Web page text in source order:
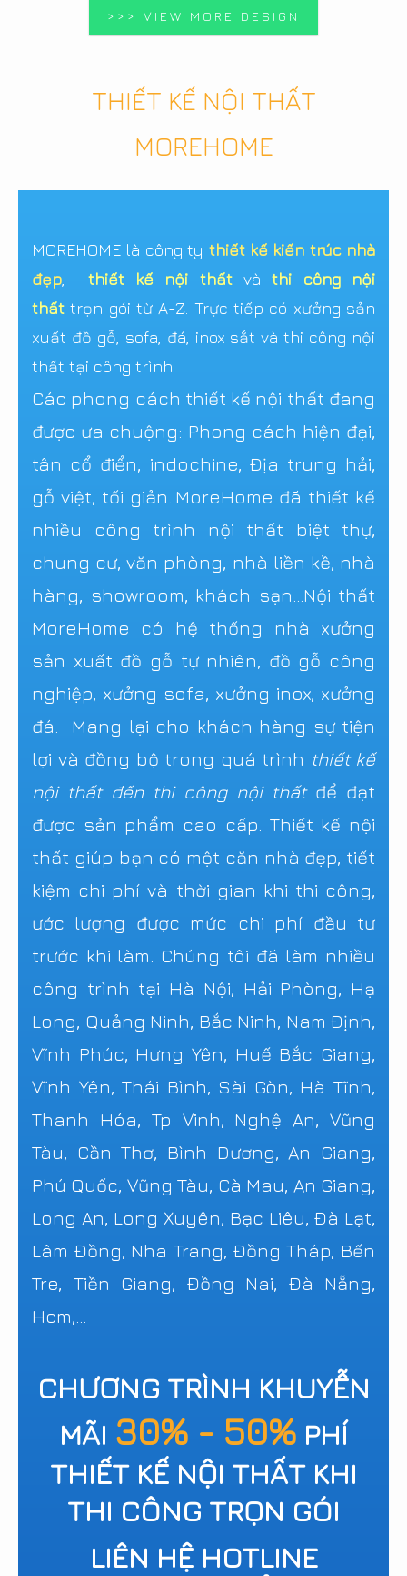
>>> VIEW MORE DESIGN
THIẾT KẾ NỘI THẤT
MOREHOME
MOREHOME là công ty thiết kế kiến trúc nhà
đẹp
thiết kế nội thấtvàthi công nội
thất trọn gói từ A-Z. Trực tiếp có xưởng sản
xuất đồ gỗ, sofa, đá, inox sắt và thi công nội
thất tại công trình.
Các phong cách thiết kế nội thất đang
được ưa chuộng: Phong cách hiện đại,
tân cổ điển, indochine, Địa trung hải,
gỗ việt, tối giản..MoreHome đã thiết kế
nhiều công trình nội thất biệt thự,
chung cư, văn phòng, nhà liền kề, nhà
hàng, showroom, khách sạn...Nội thất
MoreHome có hệ thống nhà xưởng
sản xuất đồ gỗ tự nhiên, đồ gỗ công
nghiệp, xưởng sofa, xưởng inox, xưởng
đá. Mang lại cho khách hàng sự tiện
lợi và đồng bộ trong quá trình thiết kế
nội thất đến thi công nội thấtđể đạt
được sản phẩm cao cấp. Thiết kế nội
thất giúp bạn có một căn nhà đẹp, tiết
kiệm chi phí và thời gian khi thi công,
ước lượng được mức chi phí đầu tư
trước khi làm. Chúng tôi đã làm nhiều
công trình tại Hà Nội, Hải Phòng, Hạ
Long, Quảng Ninh, Bắc Ninh, Nam Định,
Vĩnh Phúc, Hưng Yên, Huế Bắc Giang,
Vĩnh Yên, Thái Bình, Sài Gòn, Hà Tĩnh,
Thanh Hóa, Tp Vinh, Nghệ An, Vũng
Tàu, Cần Thơ, Bình Dương, An Giang,
Phú Quốc, Vũng Tàu, Cà Mau, An Giang,
Long An, Long Xuyên, Bạc Liêu, Đà Lạt,
Lâm Đồng, Nha Trang, Đồng Tháp, Bến
Tre, Tiền Giang, Đồng Nai, Đà Nẵng,
Hcm,...
CHƯƠNG TRÌNH KHUYỄN
MÃI 30% - 50% PHÍ
THIẾT KẾ NỘI THẤT KHI
THI CÔNG TRỌN GÓI
LIÊN HỆ HOTLINE